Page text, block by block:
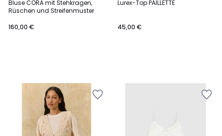
Bluse CORA mit Stehkragen,
Rüschen und Streifenmuster
160,00 €
Lurex-Top PAILLETTE
45,00 €